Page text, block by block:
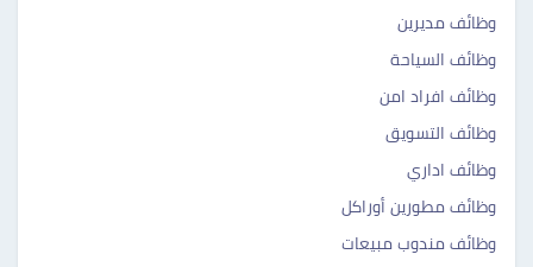
وظائف مديرين
وظائف السياحة
وظائف افراد امن
وظائف التسويق
وظائف اداري
وظائف مطورين أوراكل
وظائف مندوب مبيعات